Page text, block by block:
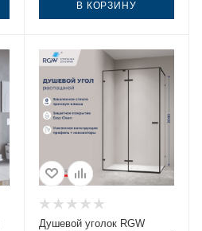
В КОРЗИНУ
Душевой уголок RGW